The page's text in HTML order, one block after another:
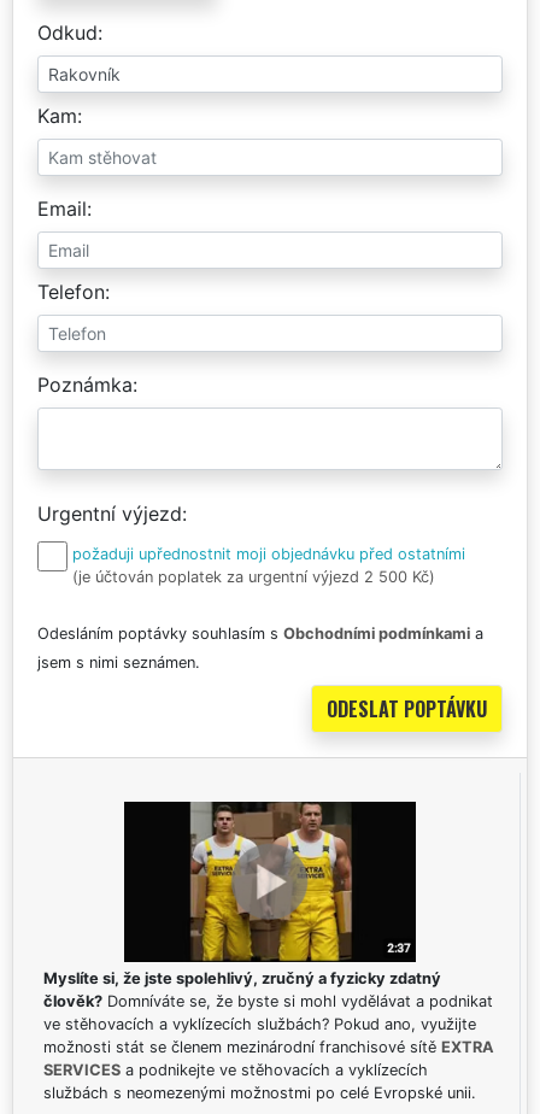
Odkud
Kam
Email
Telefon
Poznámka
Urgentní výjezd
požaduji upřednostnit moji objednávku před ostatními
(je účtován poplatek za urgentní výjezd 2 500 Kč)
Odesláním poptávky souhlasím s Obchodními podmínkami a
jsem s nimi seznámen.
Myslíte si, že jste spolehlivý, zručný a fyzicky zdatný
člověk? Domníváte se, že byste si mohl vydělávat a podnikat
ve stěhovacích a vyklízecích službách? Pokud ano, využijte
možnosti stát se členem mezinárodní franchisové sítě EXTRA
SERVICES a podnikejte ve stěhovacích a vyklízecích
službách s neomezenými možnostmi po celé Evropské unii.